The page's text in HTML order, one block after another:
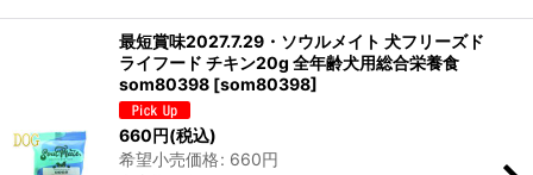
最短賞味2027.7.29・ソウルメイト 犬フリーズド
ライフード チキン20g 全年齢犬用総合栄養食
som80398 [som80398]
660 円(税込)
希望小売価格: 660円